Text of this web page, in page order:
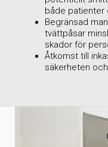
både patienter
Begränsad
tvättpåsar
skador för
Åtkomst till
säkerheten